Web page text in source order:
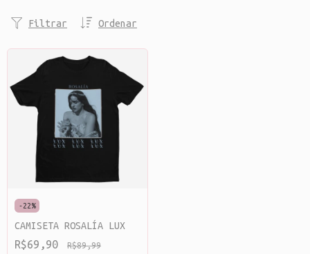
Ordenar
Filtrar
-22%
CAMISETA ROSALÍA LUX
R$69,90
R$89,99